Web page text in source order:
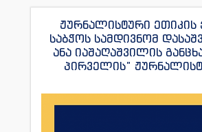
ჟურნალისტური ეთიკის
საბჭოს სამდივნომ
ანა იაშაღაშვილის
პირველის”